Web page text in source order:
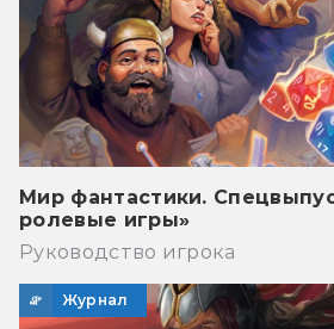
Мир фантастики.
ролевые игры»
Руководство игрока
Журнал